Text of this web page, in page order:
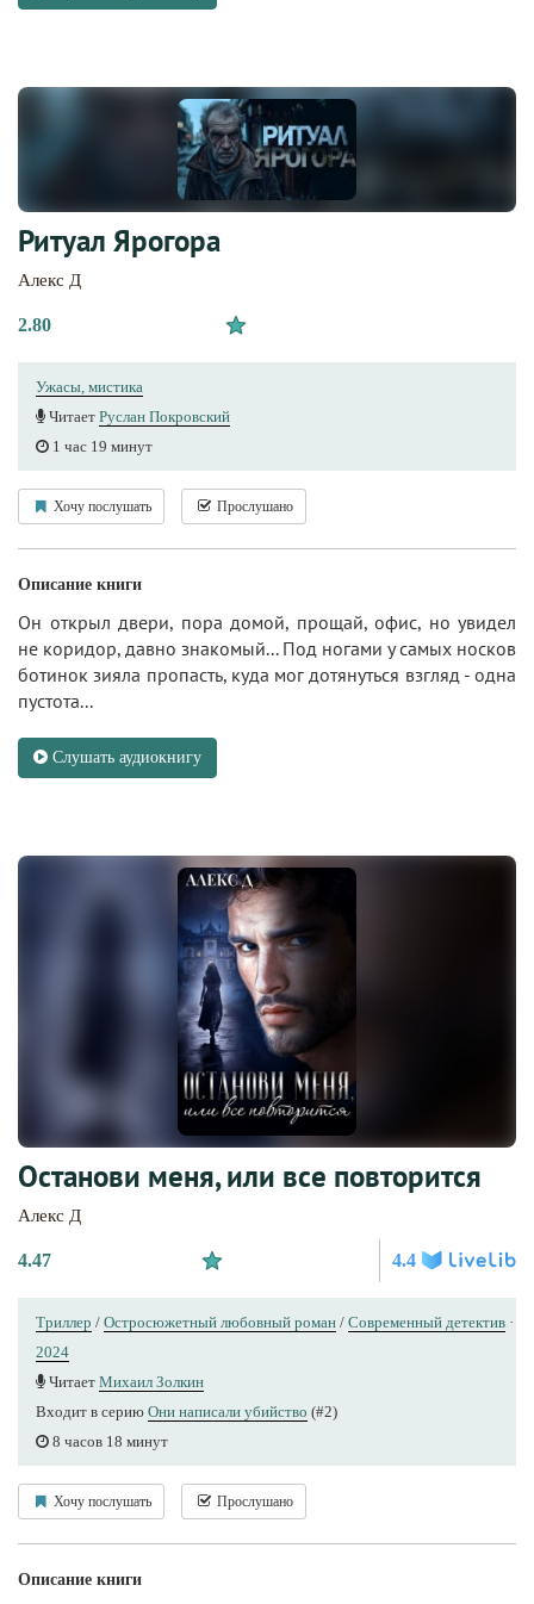
Ритуал Ярогора
Алекс Д
2.80
Ужасы, мистика
Читает Руслан Покровский
1 час 19 минут
Хочу послушать Прослушано
Описание книги
Он открыл двери, пора домой, прощай, офис, но увидел
не коридор, давно знакомый... Под ногами у самых носков
ботинок зияла пропасть, куда мог дотянуться взгляд - одна
пустота...
Слушать аудиокнигу
Останови меня, или все повторится
Алекс Д
4.47 4.4
Триллер / Остросюжетный любовный роман / Современный детектив ·
2024
Читает Михаил Золкин
Входит в серию Они написали убийство (#2)
8 часов 18 минут
Хочу послушать Прослушано
Описание книги